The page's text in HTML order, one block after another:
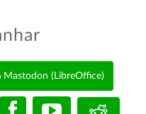
Mastodon (LibreOffice)